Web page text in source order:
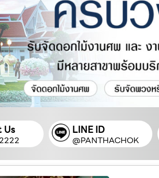
LINE ID
@PANTHACHOK